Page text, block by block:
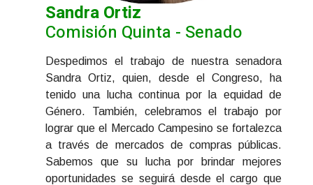
Sandra Ortiz
Comisión Quinta - Senado
Despedimos el trabajo de nuestra senadora
Sandra Ortiz, quien, desde el Congreso, ha
tenido una lucha continua por la equidad de
Género. También, celebramos el trabajo por
lograr que el Mercado Campesino se fortalezca
a través de mercados de compras públicas.
Sabemos que su lucha por brindar mejores
oportunidades se seguirá desde el cargo que